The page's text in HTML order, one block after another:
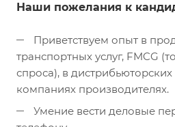
Наши пожелания к
Приветствуем опыт в
транспортных услуг, FMCG
спроса), в
компаниях производителях.
Умение вести деловые